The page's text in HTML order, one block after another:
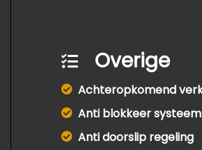
Overige
Achteropkomend
Anti blokkeer systeem
Anti doorslip regeling